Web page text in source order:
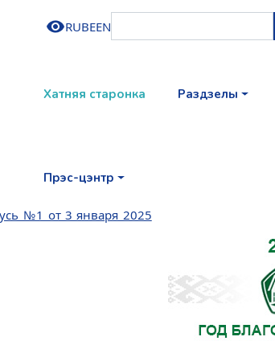
RUBEEN
Хатняя старонка Раздзелы
Прэс-цэнтр
№1 от 3 января 2025